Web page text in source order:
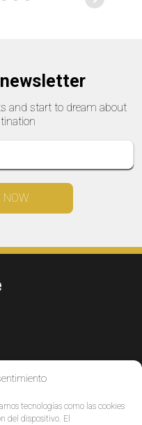
tecnologías como las cookies
del dispositivo. El
and start to dream about